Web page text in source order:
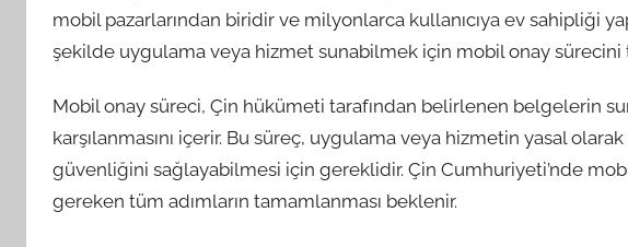
mobil pazarlarından biridir ve milyonlarca kullanıcıya ev sahipliği
şekilde uygulama veya hizmet sunabilmek için mobil onay
Mobil onay süreci, Çin hükümeti tarafından belirlenen belgelerin
karşılanmasını içerir. Bu süreç, uygulama veya hizmetin yasal
güvenliğini sağlayabilmesi için gereklidir. Çin Cumhuriyeti’nde
gereken tüm adımların tamamlanması beklenir.